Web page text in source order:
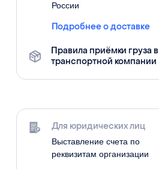
России
Подробнее о доставке
Правила приёмки груза в
транспортной компании
Для юридических лиц
Выставление счета по
реквизитам организации